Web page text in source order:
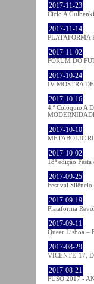
2017-11-23
Ciclo A
2017-11-14
PLATAFORMA
2017-11-02
FÓRUM DO
2017-10-24
IV MOSTRA
2017-10-16
4.º Colóquio A
2017-10-10
METABOLIC
2017-10-02
18ª edição
2017-09-25
Festival Silêncio
2017-09-19
Plataforma
2017-09-11
Queer Lisboa –
2017-08-29
VICENTE´17,
2017-08-21
FUSO 2017 -